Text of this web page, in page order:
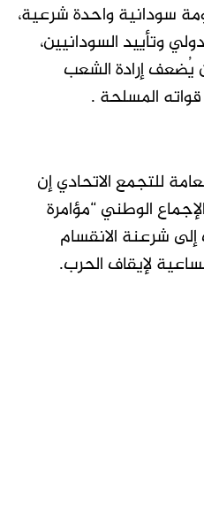
سودانية واحدة شرعية،
وتأييد السودانيين،
يُضعف إرادة الشعب
المسلحة .
للتجمع الاتحادي إن
الوطني “مؤامرة
شرعنة الانقسام
لإيقاف الحرب.